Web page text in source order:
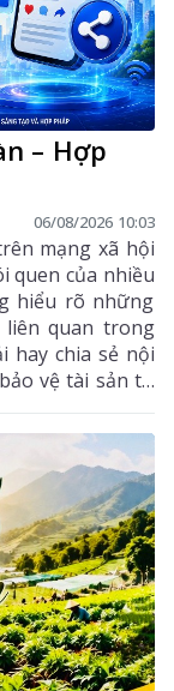
– Hợp
06/08/2026 10:03
mạng xã hội
quen của nhiều
hiểu rõ những
liên quan trong
hay chia sẻ nội
vệ tài sản trí
tránh những
mạng.